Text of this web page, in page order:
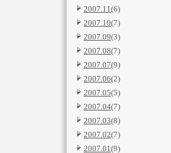
2007.11(6)
2007.10(7)
2007.09(3)
2007.08(7)
2007.07(9)
2007.06(2)
2007.05(5)
2007.04(7)
2007.03(8)
2007.02(7)
2007.01(9)